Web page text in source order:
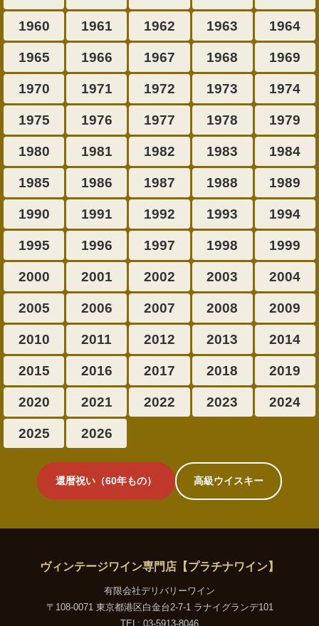
1960 1961 1962 1963 1964
1965 1966 1967 1968 1969
1970 1971 1972 1973 1974
1975 1976 1977 1978 1979
1980 1981 1982 1983 1984
1985 1986 1987 1988 1989
1990 1991 1992 1993 1994
1995 1996 1997 1998 1999
2000 2001 2002 2003 2004
2005 2006 2007 2008 2009
2010 2011 2012 2013 2014
2015 2016 2017 2018 2019
2020 2021 2022 2023 2024
2025 2026
還暦祝い（60年もの） 高級ウイスキー
ヴィンテージワイン専門店【プラチナワイン】
有限会社デリバリーワイン
〒108-0071 東京都港区白金台2-7-1 ラナイグランデ101
TEL: 03-5913-8046